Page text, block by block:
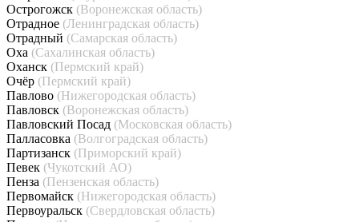
Острогожск (Воронежская область)
Отрадное (Ленинградская область)
Отрадный (Самарская область)
Оха (Сахалинская область)
Оханск (Пермский край)
Очёр (Пермский край)
Павлово (Нижегородская область)
Павловск (Воронежская область)
Павловский Посад (Московская область)
Палласовка (Волгоградская область)
Партизанск (Приморский край)
Певек (Чукотский АО)
Пенза (Пензенская область)
Первомайск (Нижегородская область)
Первоуральск (Свердловская область)